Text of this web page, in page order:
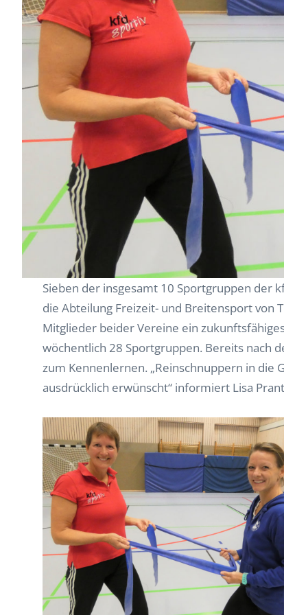
Sieben der insgesamt 10 Sportgruppen der
die Abteilung Freizeit- und Breitensport von
Mitglieder beider Vereine ein
wöchentlich 28 Sportgruppen. Bereits nach
zum Kennenlernen. „Reinschnuppern in die
ausdrücklich erwünscht“ informiert Lisa